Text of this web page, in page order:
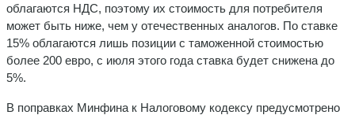
облагаются НДС, поэтому их стоимость для потребителя
может быть ниже, чем у отечественных аналогов. По ставке
15% облагаются лишь позиции с таможенной стоимостью
более 200 евро, с июля этого года ставка будет снижена до
5%.
В поправках Минфина к Налоговому кодексу предусмотрено